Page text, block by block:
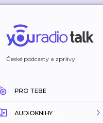
České podcasty a zprávy
PRO TEBE
AUDIOKNIHY